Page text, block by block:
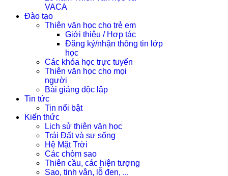
VACA
Đào tạo
Thiên văn học cho trẻ em
Giới thiệu / Hợp tác
Đăng ký/nhận thông tin lớp
học
Các khóa học trực tuyến
Thiên văn học cho mọi
người
Bài giảng độc lập
Tin tức
Tin nổi bật
Kiến thức
Lịch sử thiên văn học
Trái Đất và sự sống
Hệ Mặt Trời
Các chòm sao
Thiên cầu, các hiện tượng
Sao, tinh vân, lỗ đen, ...